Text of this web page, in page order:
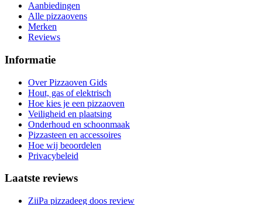
Aanbiedingen
Alle pizzaovens
Merken
Reviews
Informatie
Over Pizzaoven Gids
Hout, gas of elektrisch
Hoe kies je een pizzaoven
Veiligheid en plaatsing
Onderhoud en schoonmaak
Pizzasteen en accessoires
Hoe wij beoordelen
Privacybeleid
Laatste reviews
ZiiPa pizzadeeg doos review